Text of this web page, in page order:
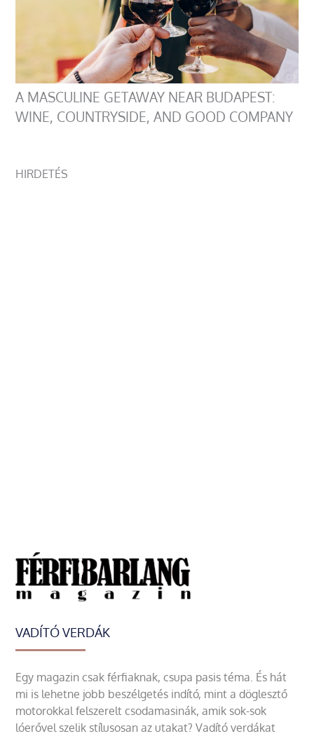
A MASCULINE GETAWAY NEAR BUDAPEST:
WINE, COUNTRYSIDE, AND GOOD COMPANY
HIRDETÉS
VADÍTÓ VERDÁK
Egy magazin csak férfiaknak, csupa pasis téma. És hát
mi is lehetne jobb beszélgetés indító, mint a döglesztő
motorokkal felszerelt csodamasinák, amik sok-sok
lóerővel szelik stílusosan az utakat? Vadító verdákat